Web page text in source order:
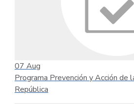
07 Aug
Programa Prevención y Acción de
República